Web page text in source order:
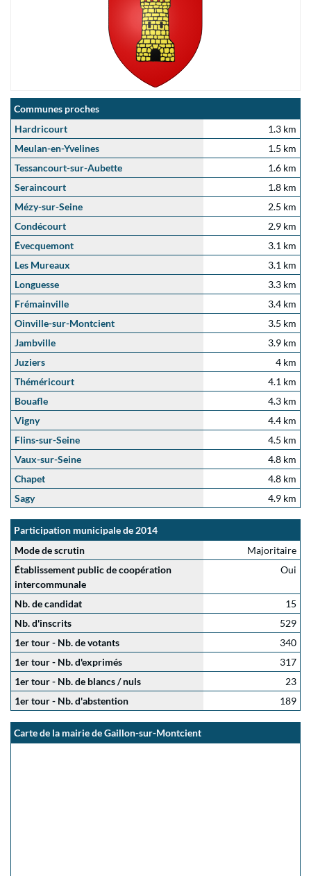
Communes proches
Hardricourt
1.3 km
Meulan-en-Yvelines
1.5 km
Tessancourt-sur-Aubette
1.6 km
Seraincourt
1.8 km
Mézy-sur-Seine
2.5 km
Condécourt
2.9 km
Évecquemont
3.1 km
Les Mureaux
3.1 km
Longuesse
3.3 km
Frémainville
3.4 km
Oinville-sur-Montcient
3.5 km
Jambville
3.9 km
Juziers
4 km
Théméricourt
4.1 km
Bouafle
4.3 km
Vigny
4.4 km
Flins-sur-Seine
4.5 km
Vaux-sur-Seine
4.8 km
Chapet
4.8 km
Sagy
4.9 km
Participation municipale de 2014
Mode de scrutin
Majoritaire
Établissement public de coopération
intercommunale
Oui
Nb. de candidat
15
Nb. d'inscrits
529
1er tour - Nb. de votants
340
1er tour - Nb. d'exprimés
317
1er tour - Nb. de blancs / nuls
23
1er tour - Nb. d'abstention
189
Carte de la mairie de Gaillon-sur-Montcient